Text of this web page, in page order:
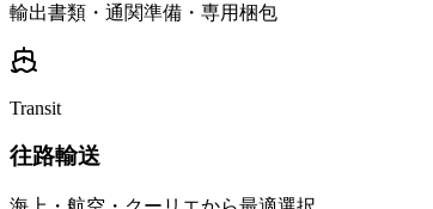
輸出書類・通関準備・専用梱包
Transit
往路輸送